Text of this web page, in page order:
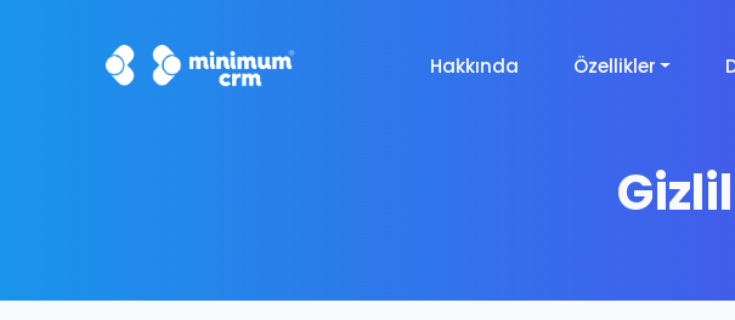
Hakkında Özellikler